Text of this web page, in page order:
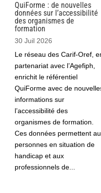
QuiForme : de nouvelles
données sur l’accessibilité
des organismes de
formation
30 Juil 2026
Le réseau des Carif-Oref,
partenariat avec l’Agefiph,
enrichit le référentiel
QuiForme avec de
informations sur
l’accessibilité des
organismes de formation.
Ces données permettent
personnes en situation de
handicap et aux
professionnels de...